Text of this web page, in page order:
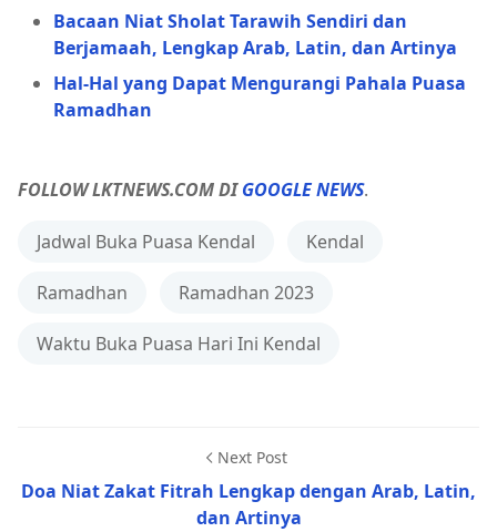
Bacaan Niat Sholat Tarawih Sendiri dan
Berjamaah, Lengkap Arab, Latin, dan Artinya
Hal-Hal yang Dapat Mengurangi Pahala Puasa
Ramadhan
FOLLOW LKTNEWS.COM DIGOOGLE NEWS.
Jadwal Buka Puasa Kendal Kendal
Ramadhan Ramadhan 2023
Waktu Buka Puasa Hari Ini Kendal
Next Post
Doa Niat Zakat Fitrah Lengkap dengan Arab, Latin,
dan Artinya